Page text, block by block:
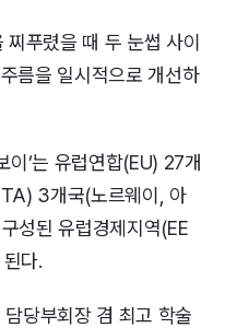
찌푸렸을 때 두 눈썹 사이
름을 일시적으로 개선하
이’는 유럽연합(EU) 27개
3개국(노르웨이, 아
성된 유럽경제지역(EE
다.
당부회장 겸 최고 학술